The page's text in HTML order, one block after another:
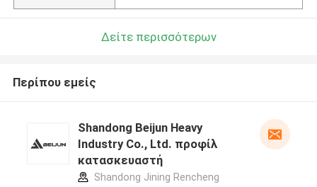
Δείτε περισσότερων
Περίπου εμείς
Shandong Beijun Heavy
Industry Co., Ltd. προφίλ
κατασκευαστή
Shandong Jining Rencheng